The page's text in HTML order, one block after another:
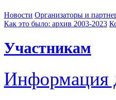
Новости Организаторы и
Как это было: архив 2003-2023
Участникам
Информация